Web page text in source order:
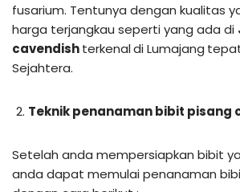
fusarium. Tentunya dengan kualitas
harga terjangkau seperti yang ada di
cavendishterkenaldi Lumajang
Sejahtera.
Teknik penanaman bibit pisang
Setelah anda mempersiapkan bibit
anda dapat memulai penanaman